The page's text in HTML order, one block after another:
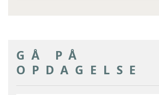
GÅ PÅ
OPDAGELSE